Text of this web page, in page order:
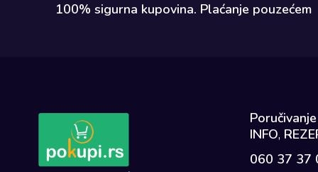
100% sigurna kupovina. Plaćanje pouzećem​
Poručivanje
INFO,
060 37 37